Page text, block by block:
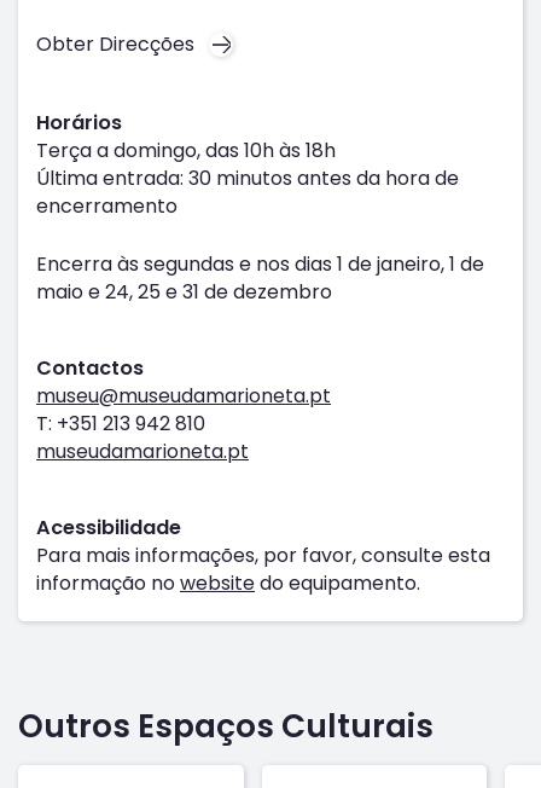
Obter Direcções
Horários
Terça a domingo, das 10h às 18h
Última entrada: 30 minutos antes da hora de
encerramento
Encerra às segundas e nos dias 1 de janeiro, 1 de
maio e 24, 25 e 31 de dezembro
Contactos
museu@museudamarioneta.pt
T: +351 213 942 810
museudamarioneta.pt
Acessibilidade
Para mais informações, por favor, consulte esta
informação nowebsitedo equipamento.
Outros Espaços Culturais